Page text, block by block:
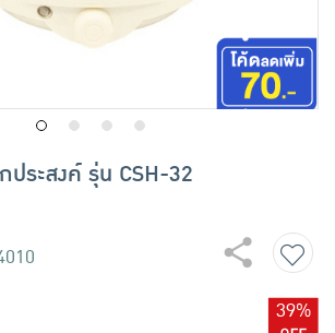
กอรี่
ประสงค์ รุ่น CSH-32
39%